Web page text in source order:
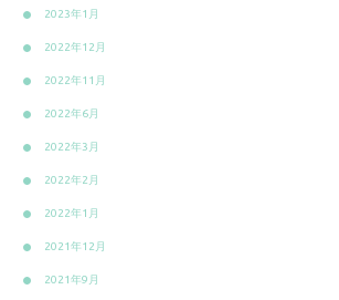
2023年1月
2022年12月
2022年11月
2022年6月
2022年3月
2022年2月
2022年1月
2021年12月
2021年9月